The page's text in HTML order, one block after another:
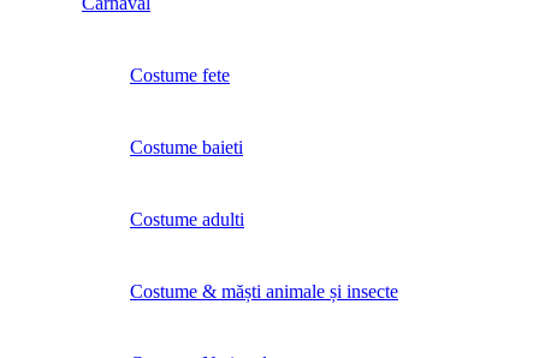
Costume fete
Costume baieti
Costume adulti
Costume & măști animale și insecte